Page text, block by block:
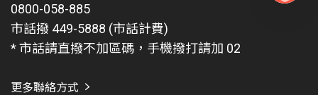
0800-058-885
市話撥 449-5888 (市話計費)
* 市話請直撥不加區碼，手機撥打請加 02
更多聯絡方式